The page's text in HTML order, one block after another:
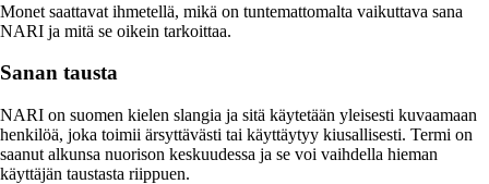
Monet saattavat ihmetellä, mikä on tuntemattomalta vaikuttava sana
NARI ja mitä se oikein tarkoittaa.
Sanan tausta
NARI on suomen kielen slangia ja sitä käytetään yleisesti kuvaamaan
henkilöä, joka toimii ärsyttävästi tai käyttäytyy kiusallisesti. Termi on
saanut alkunsa nuorison keskuudessa ja se voi vaihdella hieman
käyttäjän taustasta riippuen.